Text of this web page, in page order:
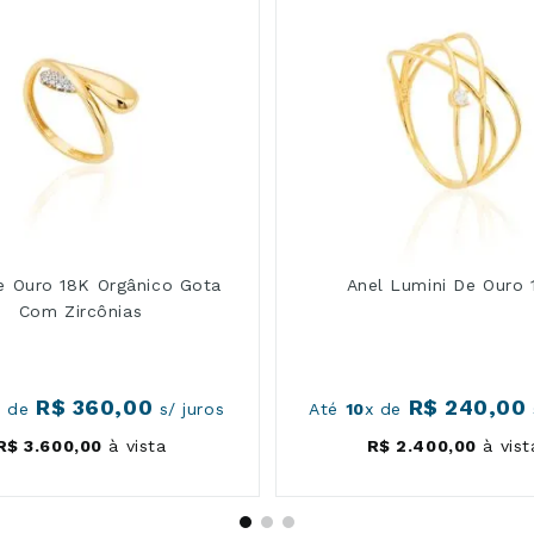
Ouro 18K Orgânico Gota
Com Zircônias
de R$ 360,00 s/ juros
3.600,00 à vista
Anel Lumini De Ouro
Até 10x de R$ 240,00
R$ 2.400,00 à